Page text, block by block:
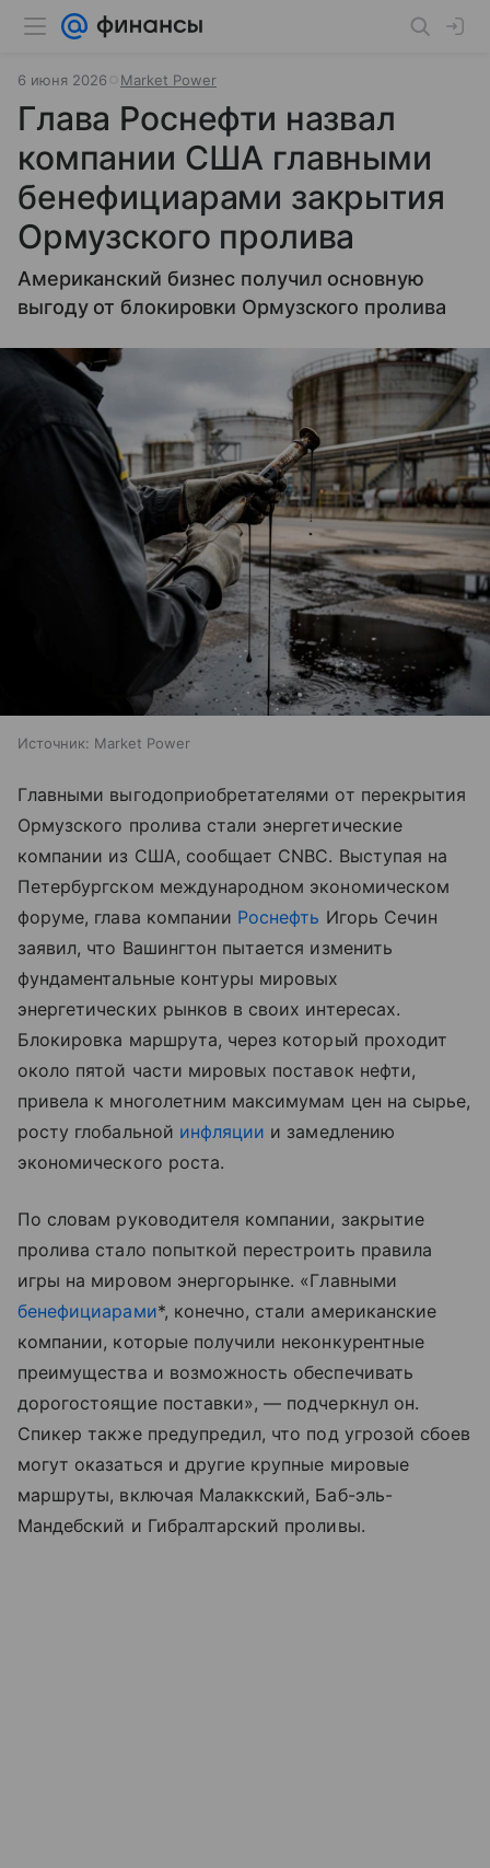
6 июня 2026 Market Power
Глава Роснефти назвал
компании США главными
бенефициарами закрытия
Ормузского пролива
Американский бизнес получил основную
выгоду от блокировки Ормузского пролива
Источник: Market Power
Главными выгодоприобретателями от перекрытия
Ормузского пролива стали энергетические
компании из США, сообщает CNBC. Выступая на
Петербургском международном экономическом
форуме, глава компании Роснефть Игорь Сечин
заявил, что Вашингтон пытается изменить
фундаментальные контуры мировых
энергетических рынков в своих интересах.
Блокировка маршрута, через который проходит
около пятой части мировых поставок нефти,
привела к многолетним максимумам цен на сырье,
росту глобальной инфляции и замедлению
экономического роста.
По словам руководителя компании, закрытие
пролива стало попыткой перестроить правила
игры на мировом энергорынке. «Главными
бенефициарами*, конечно, стали американские
компании, которые получили неконкурентные
преимущества и возможность обеспечивать
дорогостоящие поставки», — подчеркнул он.
Спикер также предупредил, что под угрозой сбоев
могут оказаться и другие крупные мировые
маршруты, включая Малаккский, Баб-эль-
Мандебский и Гибралтарский проливы.